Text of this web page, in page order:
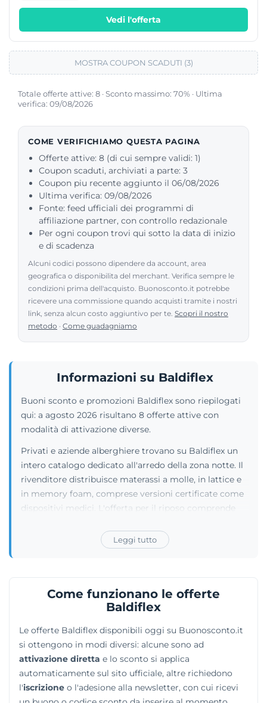
Totale offerte attive: 8 · Sconto massimo: 70% · Ultima
verifica: 09/08/2026
COME VERIFICHIAMO QUESTA PAGINA
Offerte attive: 8 (di cui sempre validi: 1)
Coupon scaduti, archiviati a parte: 3
Coupon piu recente aggiunto il 06/08/2026
Ultima verifica: 09/08/2026
Fonte: feed ufficiali dei programmi di
affiliazione partner, con controllo redazionale
Per ogni coupon trovi qui sotto la data di inizio
e di scadenza
Alcuni codici possono dipendere da account, area
geografica o disponibilita del merchant. Verifica sempre le
condizioni prima dell'acquisto. Buonosconto.it potrebbe
ricevere una commissione quando acquisti tramite i nostri
link, senza alcun costo aggiuntivo per te. Scopri il nostro
metodo · Come guadagniamo
Vedi l'offerta
MOSTRA COUPON SCADUTI (3)
Informazioni su Baldiflex
Buoni sconto e promozioni Baldiflex sono riepilogati
qui: a agosto 2026 risultano 8 offerte attive con
modalità di attivazione diverse.
Privati e aziende alberghiere trovano su Baldiflex un
intero catalogo dedicato all'arredo della zona notte. Il
rivenditore distribuisce materassi a molle, in lattice e
in memory foam, comprese versioni certificate come
dispositivi medici. L'offerta per il riposo comprende
coordinata. I cataloghi si estendono oltre la camera da
letto per includere divani, poltrone relax e perfino
ignifughi specifici. Tutte le linee sono studiate per
adattarsi a contesti di utilizzo differenti, assicurando
Leggi tutto
Come funzionano le offerte
Baldiflex
Le offerte Baldiflex disponibili oggi su Buonosconto.it
si ottengono in modi diversi: alcune sono ad
attivazione diretta e lo sconto si applica
automaticamente sul sito ufficiale, altre richiedono
l'iscrizione o l'adesione alla newsletter, con cui ricevi